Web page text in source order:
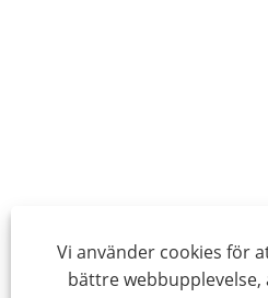
Vi använder cookies för
bättre webbupplevelse,